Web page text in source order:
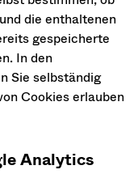
die enthaltenen
gespeicherte
In den
Sie selbständig
Cookies erlauben
Analytics